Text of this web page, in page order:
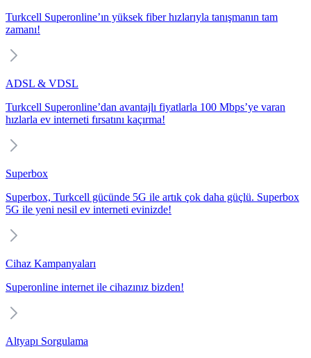
Turkcell Superonline’ın yüksek fiber hızlarıyla tanışmanın tam
zamanı!
ADSL & VDSL
Turkcell Superonline’dan avantajlı fiyatlarla 100 Mbps’ye varan
hızlarla ev interneti fırsatını kaçırma!
Superbox
Superbox, Turkcell gücünde 5G ile artık çok daha güçlü. Superbox
5G ile yeni nesil ev interneti evinizde!
Cihaz Kampanyaları
Superonline internet ile cihazınız bizden!
Altyapı Sorgulama